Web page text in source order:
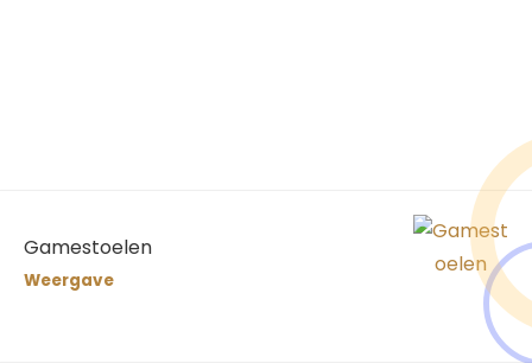
Gamestoelen
Weergave